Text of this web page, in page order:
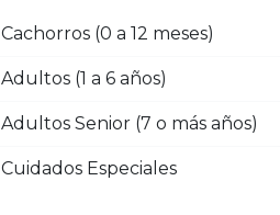
Cachorros (0 a 12 meses)
Adultos (1 a 6 años)
Adultos Senior (7 o más años)
Cuidados Especiales